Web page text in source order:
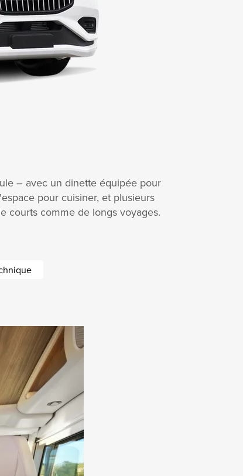
– avec un dinette équipée pour
pour cuisiner, et plusieurs
courts comme de longs voyages.